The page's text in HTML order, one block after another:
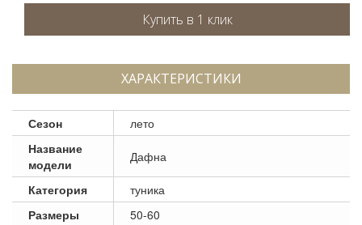
ХАРАКТЕРИСТИКИ
Сезон
лето
Название
модели
Дафна
Категория
туника
Размеры
50-60